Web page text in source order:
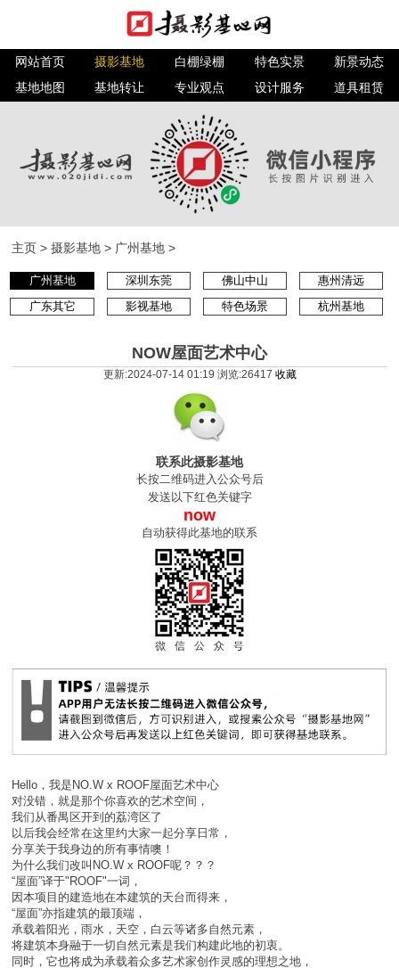
网站首页 摄影基地 白棚绿棚 特色实景
新景动态
基地地图
基地转让 专业观点 设计服务 道具租赁
主页 >摄影基地 > 广州基地 >
广州基地 深圳东莞 佛山中山
惠州清远
广东其它
影视基地 特色场景 杭州基地
NOW屋面艺术中心
更新:2024-07-14 01:19 浏览:26417 收藏
联系此摄影基地
长按二维码进入公众号后
发送以下红色关键字
now
自动获得此基地的联系
Hello，我是NO.W x ROOF屋面艺术中心
对没错，就是那个你喜欢的艺术空间，
我们从番禺区开到的荔湾区了
以后我会经常在这里约大家一起分享日常，
分享关于我身边的所有事情噢！
为什么我们改叫NO.W x ROOF呢？？？
“屋面”译于"ROOF"一词，
因本项目的建造地在本建筑的天台而得来，
“屋面”亦指建筑的最顶端，
承载着阳光，雨水，天空，白云等诸多自然元素，
将建筑本身融于一切自然元素是我们构建此地的初衷。
同时，它也将成为承载着众多艺术家创作灵感的理想之地，